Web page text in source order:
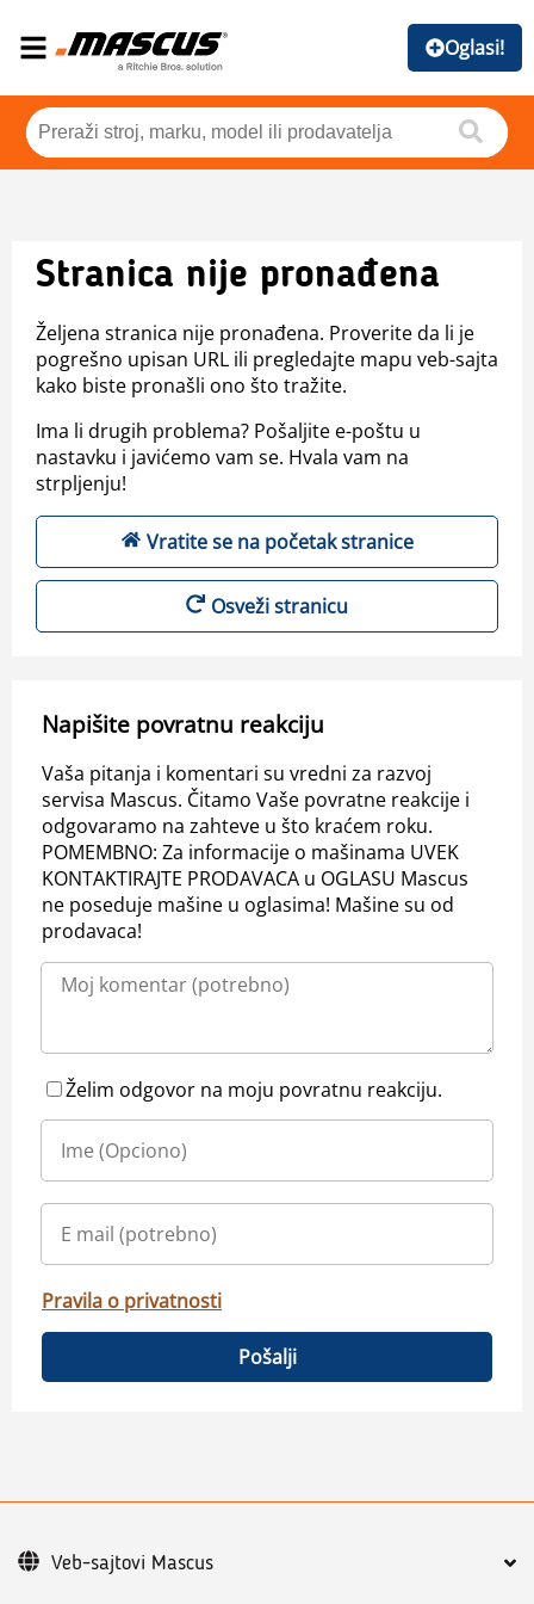
Oglasi!
Stranica nije pronađena
Željena stranica nije pronađena. Proverite da li je
pogrešno upisan URL ili pregledajte mapu veb-sajta
kako biste pronašli ono što tražite.
Ima li drugih problema? Pošaljite e-poštu u
nastavku i javićemo vam se. Hvala vam na
strpljenju!
Vratite se na početak stranice
Osveži stranicu
Napišite povratnu reakciju
Vaša pitanja i komentari su vredni za razvoj
servisa Mascus. Čitamo Vaše povratne reakcije i
odgovaramo na zahteve u što kraćem roku.
POMEMBNO: Za informacije o mašinama UVEK
KONTAKTIRAJTE PRODAVACA u OGLASU Mascus
ne poseduje mašine u oglasima! Mašine su od
prodavaca!
Želim odgovor na moju povratnu reakciju.
Pravila o privatnosti
Pošalji
Veb-sajtovi Mascus